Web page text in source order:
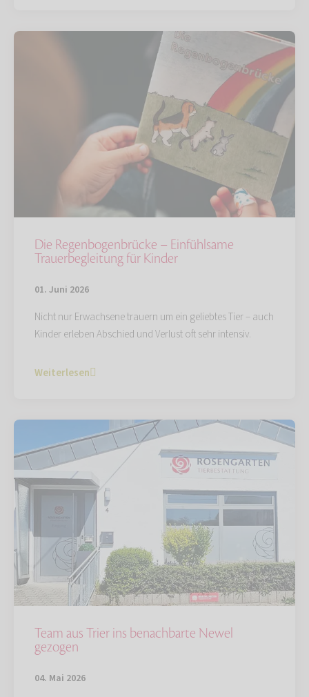
Die Regenbogenbrücke – Einfühlsame
Trauerbegleitung für Kinder
01. Juni 2026
Nicht nur Erwachsene trauern um ein geliebtes Tier – auch
Kinder erleben Abschied und Verlust oft sehr intensiv.
Weiterlesen
Team aus Trier ins benachbarte Newel
gezogen
04. Mai 2026